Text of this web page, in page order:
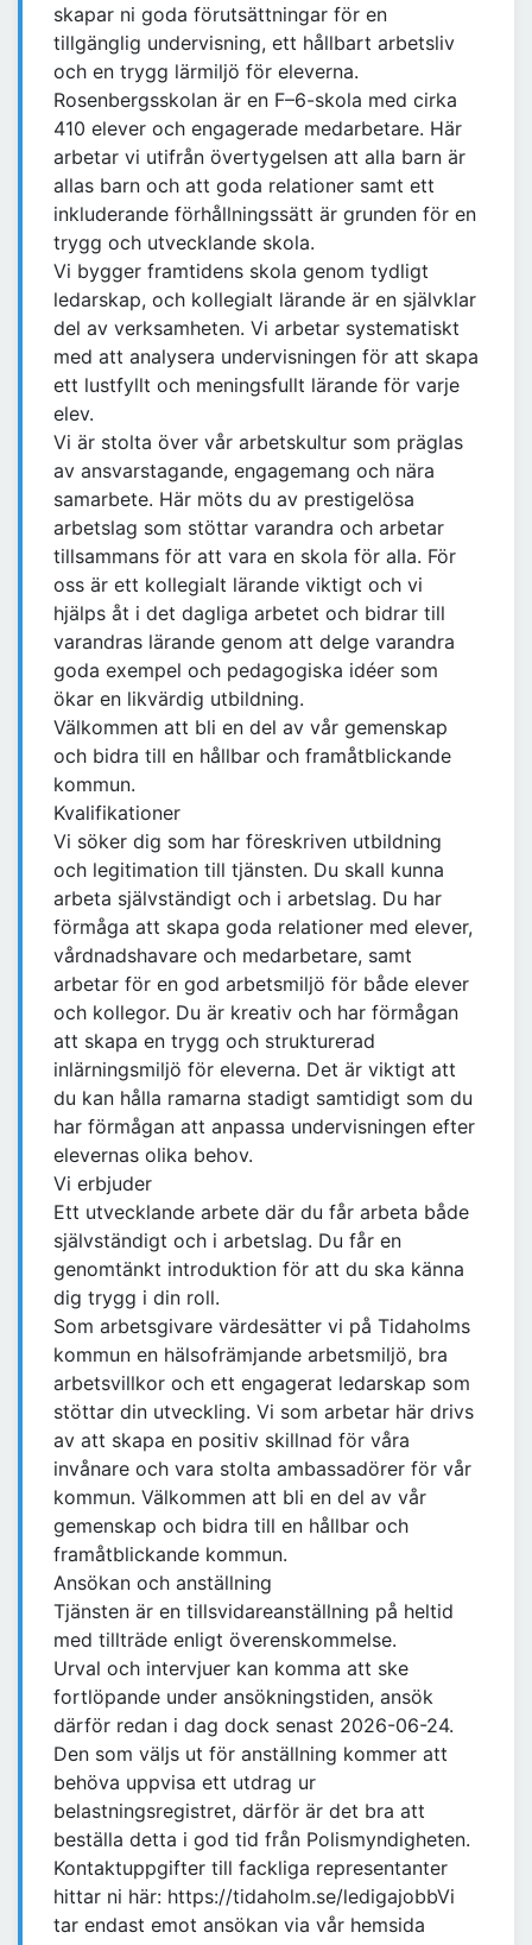
skapar ni goda förutsättningar för en
tillgänglig undervisning, ett hållbart arbetsliv
och en trygg lärmiljö för eleverna.
Rosenbergsskolan är en F–6-skola med cirka
410 elever och engagerade medarbetare. Här
arbetar vi utifrån övertygelsen att alla barn är
allas barn och att goda relationer samt ett
inkluderande förhållningssätt är grunden för en
trygg och utvecklande skola.
Vi bygger framtidens skola genom tydligt
ledarskap, och kollegialt lärande är en självklar
del av verksamheten. Vi arbetar systematiskt
med att analysera undervisningen för att skapa
ett lustfyllt och meningsfullt lärande för varje
elev.
Vi är stolta över vår arbetskultur som präglas
av ansvarstagande, engagemang och nära
samarbete. Här möts du av prestigelösa
arbetslag som stöttar varandra och arbetar
tillsammans för att vara en skola för alla. För
oss är ett kollegialt lärande viktigt och vi
hjälps åt i det dagliga arbetet och bidrar till
varandras lärande genom att delge varandra
goda exempel och pedagogiska idéer som
ökar en likvärdig utbildning.
Välkommen att bli en del av vår gemenskap
och bidra till en hållbar och framåtblickande
kommun.
Kvalifikationer
Vi söker dig som har föreskriven utbildning
och legitimation till tjänsten. Du skall kunna
arbeta självständigt och i arbetslag. Du har
förmåga att skapa goda relationer med elever,
vårdnadshavare och medarbetare, samt
arbetar för en god arbetsmiljö för både elever
och kollegor. Du är kreativ och har förmågan
att skapa en trygg och strukturerad
inlärningsmiljö för eleverna. Det är viktigt att
du kan hålla ramarna stadigt samtidigt som du
har förmågan att anpassa undervisningen efter
elevernas olika behov.
Vi erbjuder
Ett utvecklande arbete där du får arbeta både
självständigt och i arbetslag. Du får en
genomtänkt introduktion för att du ska känna
dig trygg i din roll.
Som arbetsgivare värdesätter vi på Tidaholms
kommun en hälsofrämjande arbetsmiljö, bra
arbetsvillkor och ett engagerat ledarskap som
stöttar din utveckling. Vi som arbetar här drivs
av att skapa en positiv skillnad för våra
invånare och vara stolta ambassadörer för vår
kommun. Välkommen att bli en del av vår
gemenskap och bidra till en hållbar och
framåtblickande kommun.
Ansökan och anställning
Tjänsten är en tillsvidareanställning på heltid
med tillträde enligt överenskommelse.
Urval och intervjuer kan komma att ske
fortlöpande under ansökningstiden, ansök
därför redan i dag dock senast 2026-06-24.
Den som väljs ut för anställning kommer att
behöva uppvisa ett utdrag ur
belastningsregistret, därför är det bra att
beställa detta i god tid från Polismyndigheten.
Kontaktuppgifter till fackliga representanter
hittar ni här: https://tidaholm.se/ledigajobbVi
tar endast emot ansökan via vår hemsida